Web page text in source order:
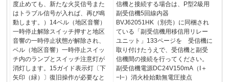
度止めても、新たな火災信号また
はトラブル信号が入れば、再び鳴
動します。）14ベル（地区音響）
一時停止解除スイッチ押すと地区
音響の一時停止状態が解除され、
ベル（地区音響）一時停止スイッ
チ内のランプとスイッチ注意灯が
消灯します。15ガイド表示灯〔下
矢印（緑）〕復旧操作が必要なと
信機と接続する場合は、P型2級用
副受信機5回線内器
BVJ62051HK（別売）に同梱され
ている「副受信機用移信用リレー
ユニット」133ページを 受信機に
取り付けたうえで、受信機と副受
信機間の接続を行ってください。
副受信機電源DC24V150mA（I＋
−I−）消火栓始動無電圧接点